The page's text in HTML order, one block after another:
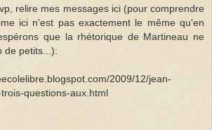
relire mes messages ici (pour comprendre
ici n'est pas exactement le même qu'en
que la rhétorique de Martineau ne
de petits...):
2009/12/jean-
questions-aux.html